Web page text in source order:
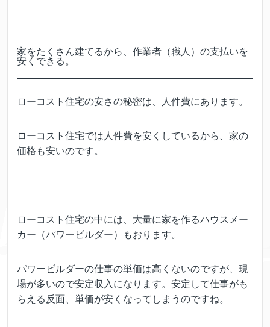
家をたくさん建てるから、作業者（職人）の支払いを
安くできる。
ローコスト住宅の安さの秘密は、人件費にあります。
ローコスト住宅では人件費を安くしているから、家の
価格も安いのです。
ローコスト住宅の中には、大量に家を作るハウスメー
カー（パワービルダー）もおります。
パワービルダーの仕事の単価は高くないのですが、現
場が多いので安定収入になります。安定して仕事がも
らえる反面、単価が安くなってしまうのですね。